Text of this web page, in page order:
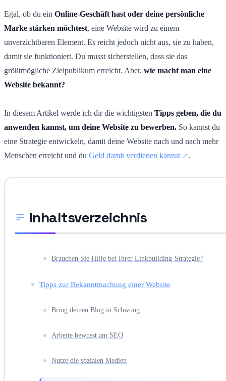
Egal, ob du ein Online-Geschäft hast oder deine persönliche
Marke stärken möchtest, eine Website wird zu einem
unverzichtbaren Element. Es reicht jedoch nicht aus, sie zu haben,
damit sie funktioniert. Du musst sicherstellen, dass sie das
größtmögliche Zielpublikum erreicht. Aber, wie macht man eine
Website bekannt?
In diesem Artikel werde ich dir die wichtigsten Tipps geben, die du
anwenden kannst, um deine Website zu bewerben. So kannst du
eine Strategie entwickeln, damit deine Website nach und nach mehr
Menschen erreicht und du Geld damit verdienen kannst .
Inhaltsverzeichnis
Brauchen Sie Hilfe bei Ihrer Linkbuilding-Strategie?
Tipps zur Bekanntmachung einer Website
Bring deinen Blog in Schwung
Arbeite bewusst am SEO
Nutze die sozialen Medien